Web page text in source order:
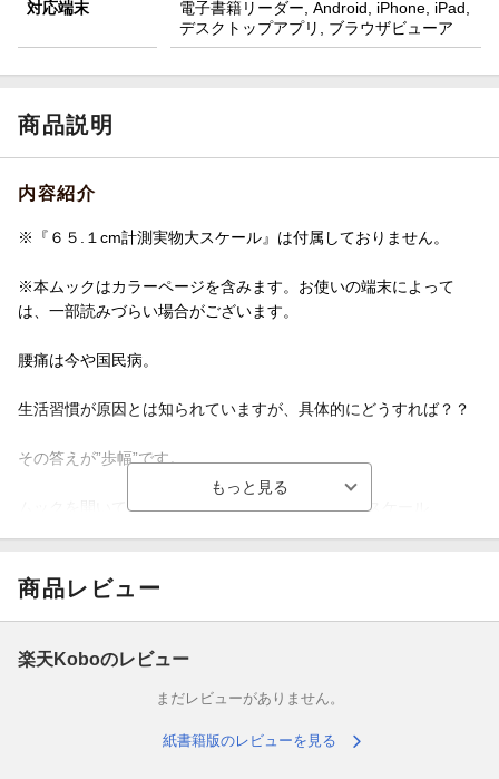
対応端末
電子書籍リーダー, Android, iPhone, iPad,
デスクトップアプリ, ブラウザビューア
商品説明
内容紹介
※『６５.１cm計測実物大スケール』は付属しておりません。
※本ムックはカラーページを含みます。お使いの端末によって
は、一部読みづらい場合がございます。
腰痛は今や国民病。
生活習慣が原因とは知られていますが、具体的にどうすれば？？
その答えが”歩幅”です。
ムックを開いて、まず最初にあるのが６５．１cmスケール。
「歩幅と腰痛も切っても切れない関係。広い歩幅で歩くことで、
腰痛の８割以上を占める「病気ではない腰痛」は、広い歩幅で歩
商品レビュー
楽天Koboのレビュー
まだレビューがありません。
紙書籍版のレビューを見る